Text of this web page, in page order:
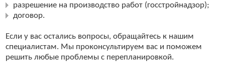
разрешение на производство работ (госстройнадзор);
договор.
Если у вас остались вопросы, обращайтесь к нашим
специалистам. Мы проконсультируем вас и поможем
решить любые проблемы с перепланировкой.